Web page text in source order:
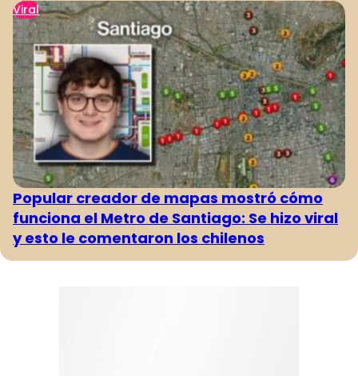
Viral
Popular creador de mapas mostró cómo
funciona el Metro de Santiago: Se hizo viral
y esto le comentaron los chilenos